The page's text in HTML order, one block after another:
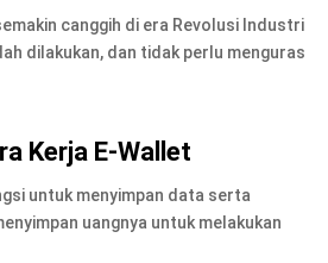
canggih di era Revolusi Industri
dilakukan, dan tidak perlu menguras
Kerja E-Wallet
untuk menyimpan data serta
uangnya untuk melakukan